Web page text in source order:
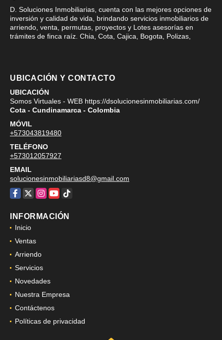
D. Soluciones Inmobiliarias, cuenta con las mejores opciones de
inversión y calidad de vida, brindando servicios inmobiliarios de
arriendo, venta, permutas, proyectos y Lotes asesorías en
trámites de finca raíz. Chia, Cota, Cajica, Bogota, Polizas,
UBICACIÓN Y CONTACTO
UBICACIÓN
Somos Virtuales - WEB https://dsolucionesinmobiliarias.com/
Cota - Cundinamarca - Colombia
MÓVIL
+573043819480
TELÉFONO
+573012057927
EMAIL
solucionesinmobiliariasd8@gmail.com
Facebook
X Instagram
YouTube
TikTok
INFORMACIÓN
Inicio
Ventas
Arriendo
Servicios
Novedades
Nuestra Empresa
Contáctenos
Políticas de privacidad